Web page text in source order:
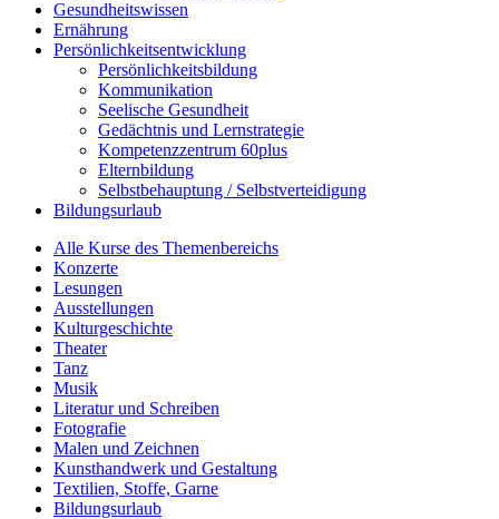
Gesundheitswissen
Ernährung
Persönlichkeitsentwicklung
Persönlichkeitsbildung
Kommunikation
Seelische Gesundheit
Gedächtnis und Lernstrategie
Kompetenzzentrum 60plus
Elternbildung
Selbstbehauptung / Selbstverteidigung
Bildungsurlaub
Alle Kurse des Themenbereichs
Konzerte
Lesungen
Ausstellungen
Kulturgeschichte
Theater
Tanz
Musik
Literatur und Schreiben
Fotografie
Malen und Zeichnen
Kunsthandwerk und Gestaltung
Textilien, Stoffe, Garne
Bildungsurlaub